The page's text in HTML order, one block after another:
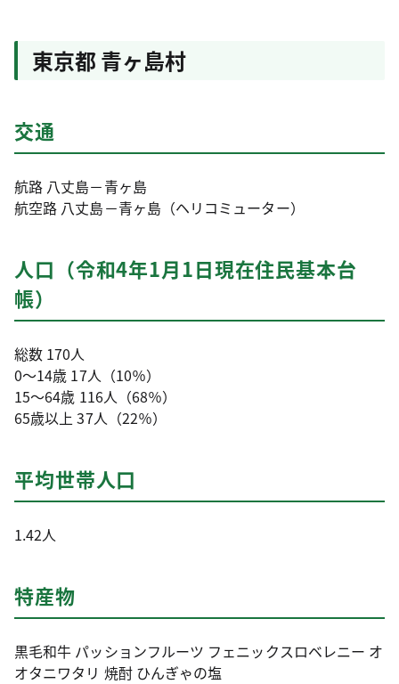
東京都 青ヶ島村
交通
航路 八丈島－青ヶ島
航空路 八丈島－青ヶ島（ヘリコミューター）
人口（令和4年1月1日現在住民基本台
帳）
総数 170人
0～14歳 17人（10％）
15～64歳 116人（68％）
65歳以上 37人（22％）
平均世帯人口
1.42人
特産物
黒毛和牛 パッションフルーツ フェニックスロベレニー オ
オタニワタリ 焼酎 ひんぎゃの塩